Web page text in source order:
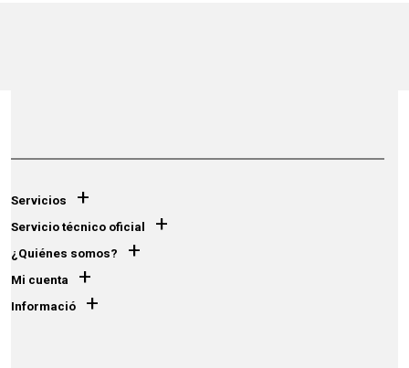
Servicios +
Servicio técnico oficial +
¿Quiénes somos? +
Mi cuenta +
Informació +